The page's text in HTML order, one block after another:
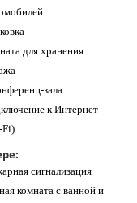
для хранения
зала
к Интернет
Fi)
сигнализация
комната с ванной и